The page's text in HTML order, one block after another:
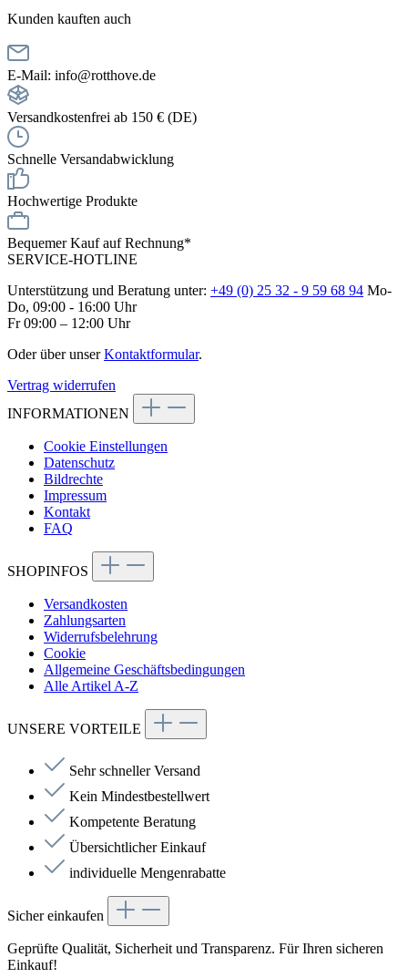
Kunden kauften auch
E-Mail: info@rotthove.de
Versandkostenfrei ab 150 € (DE)
Schnelle Versandabwicklung
Hochwertige Produkte
Bequemer Kauf auf Rechnung*
SERVICE-HOTLINE
Unterstützung und Beratung unter: +49 (0) 25 32 - 9 59 68 94 Mo-
Do, 09:00 - 16:00 Uhr
Fr 09:00 – 12:00 Uhr
Oder über unserKontaktformular.
Vertrag widerrufen
INFORMATIONEN
Cookie Einstellungen
Datenschutz
Bildrechte
Impressum
Kontakt
FAQ
SHOPINFOS
Versandkosten
Zahlungsarten
Widerrufsbelehrung
Cookie
Allgemeine Geschäftsbedingungen
Alle Artikel A-Z
UNSERE VORTEILE
Sehr schneller Versand
Kein Mindestbestellwert
Kompetente Beratung
Übersichtlicher Einkauf
individuelle Mengenrabatte
Sicher einkaufen
Geprüfte Qualität, Sicherheit und Transparenz. Für Ihren sicheren
Einkauf!